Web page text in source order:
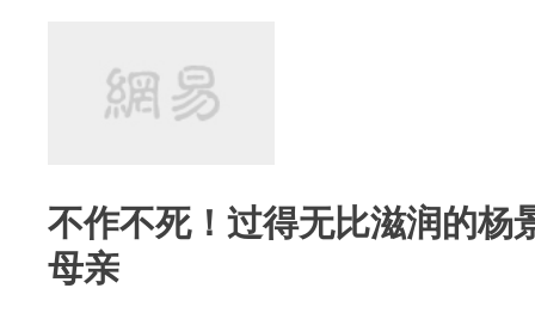
不作不死！过得无比滋润的杨
母亲